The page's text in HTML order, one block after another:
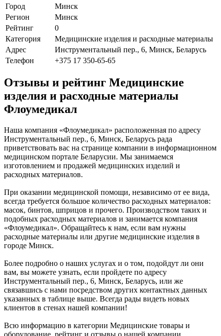
Город
Минск
Регион
Минск
Рейтинг
0
Категория
Медицинские изделия и расходные материалы
Адрес
Инструментальный пер., 6, Минск, Беларусь
Телефон
+375 17 350-65-65
Отзывы и рейтинг Медицинские
изделия и расходные материалы
Флоумедикал
Наша компания «Флоумедикал» расположенная по адресу
Инструментальный пер., 6, Минск, Беларусь рада
приветствовать вас на странице компании в информационном
медицинском портале Беларусии. Мы занимаемся
изготовлением и продажей медицинских изделий и
расходных материалов.
При оказании медицинской помощи, независимо от ее вида,
всегда требуется большое количество расходных материалов:
масок, бинтов, шприцов и прочего. Производством таких и
подобных расходных материалов и занимается компания
«Флоумедикал». Обращайтесь к нам, если вам нужны
расходные материалы или другие медицинские изделия в
городе Минск.
Более подробно о наших услугах и о том, подойдут ли они
вам, вы можете узнать, если пройдете по адресу
Инструментальный пер., 6, Минск, Беларусь, или же
связавшись с нами посредством других контактных данных
указанных в таблице выше. Всегда рады видеть новых
клиентов в стенах нашей компании!
Всю информацию в категории Медицинские товары и